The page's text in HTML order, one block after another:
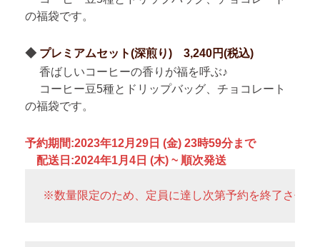
の福袋です。
◆ プレミアムセット(深煎り) 3,240円(税込)
香ばしいコーヒーの香りが福を呼ぶ♪
コーヒー豆5種とドリップバッグ、チョコレート
の福袋です。
予約期間:2023年12月29日 (金) 23時59分まで
配送日:2024年1月4日 (木) ~ 順次発送
※数量限定のため、定員に達し次第予約を終了させ